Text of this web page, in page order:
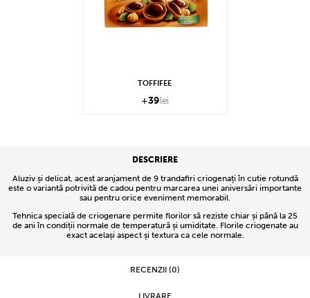
TOFFIFEE
+39lei
DESCRIERE
Aluziv și delicat, acest aranjament de 9 trandafiri criogenați în cutie rotundă
este o variantă potrivită de cadou pentru marcarea unei aniversări importante
sau pentru orice eveniment memorabil.
Tehnica specială de criogenare permite florilor să reziste chiar și până la 25
de ani în condiții normale de temperatură și umiditate. Florile criogenate au
exact același aspect și textura ca cele normale.
RECENZII (0)